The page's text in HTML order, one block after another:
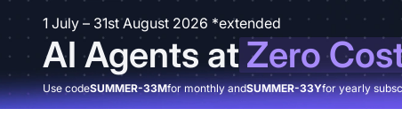
1 July – 31st August 2026 *extended
AI Agents atZero
Use codeSUMMER-33Mfor monthly andSUMMER-33Yfor yearly